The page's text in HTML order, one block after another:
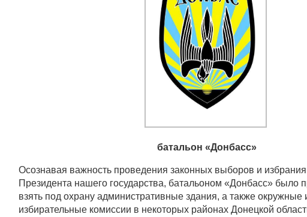
батальон «Донбасс»
Осознавая важность проведения законных выборов и избрания
Президента нашего государства, батальоном «Донбасс» было
взять под охрану административные здания, а также окружные
избирательные комиссии в некоторых районах Донецкой